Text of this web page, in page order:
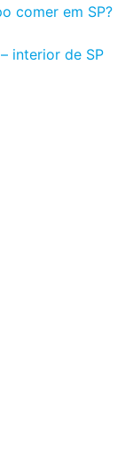
comer em SP?
interior de SP